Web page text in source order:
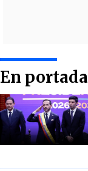
En portada